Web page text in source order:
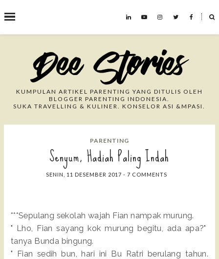
˟
Search This Blog
KUMPULAN ARTIKEL PARENTING YANG DITULIS OLEH
BLOGGER PARENTING INDONESIA.
SUKA TRAVELLING & KULINER. KONSELOR ASI &MPASI.
PARENTING
Senyum, Hadiah Paling Indah
SENIN, 11 DESEMBER 2017-7 COMMENTS
***Sepulang sekolah wajah Fian nampak murung.
" Lho, Fian sayang kok murung begitu, ada apa?"
tanya Bunda bingung.
" Fian sedih bun, hari ini Bu Ratri berulang tahun.